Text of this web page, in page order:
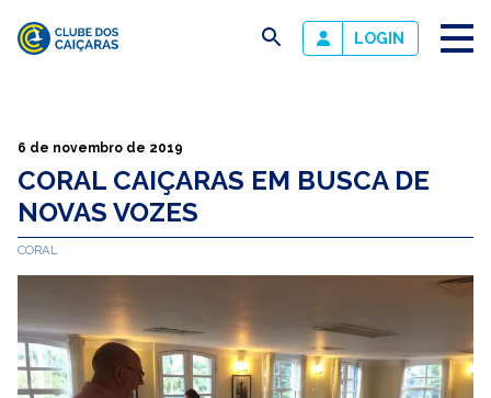
Caiçaras
busca LOGIN
6 de novembro de 2019
CORAL CAIÇARAS EM BUSCA DE
NOVAS VOZES
CORAL